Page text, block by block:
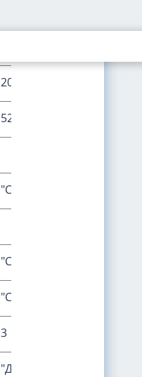
20
52
"СС-226"
"СС-310"
"СС-533"
3
"Даурия"